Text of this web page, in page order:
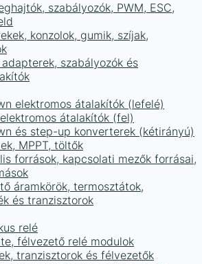
szabályozók, PWM, ESC,
konzolok, gumik, szíjak,
szabályozók és
elektromos átalakítók (lefelé)
átalakítók (fel)
és step-up konverterek (kétirányú)
MPPT, töltők
források, kapcsolati mezők forrásai,
áramkörök, termosztátok,
és tranzisztorok
relé
félvezető relé modulok
tranzisztorok és félvezetők